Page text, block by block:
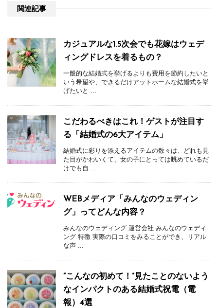
関連記事
カジュアルな1.5次会でも花嫁はウェデ
ィングドレスを着るもの？
一般的な結婚式を挙げるよりも費用を節約したいと
いう希望や、できるだけアットホームな結婚式を挙
げたいと ...
こだわるべきはこれ！ゲストが注目す
る「結婚式の6大アイテム」
結婚式に彩りを添えるアイテムの数々は、どれも見
た目がかわいくて、女の子にとっては眺めているだ
けでも自 ...
WEBメディア「みんなのウェディン
グ」ってどんな内容？
みんなのウェディング 運営会社 みんなのウェディ
ング 特徴 実際の口コミをみることができ、リアル
な声 ...
“こんなの初めて！”見たことのないよう
なインパクトのある結婚式祝電（電
報）4選